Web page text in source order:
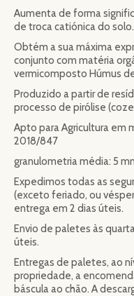
Aumenta de forma
de troca catiónica do solo.
Obtém a sua máxima
conjunto com matéria
vermicomposto Húmus
Produzido a partir de
processo de pirólise
Apto para Agricultura em
2018/847
granulometria média: 5
Expedimos todas as
(exceto feriado, ou
entrega em 2 dias úteis.
Envio de paletes às
úteis.
Entregas de paletes, ao
propriedade, a
báscula ao chão. A